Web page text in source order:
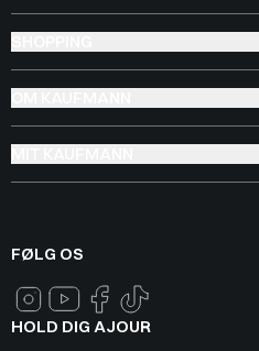
FØLG OS
HOLD DIG AJOUR